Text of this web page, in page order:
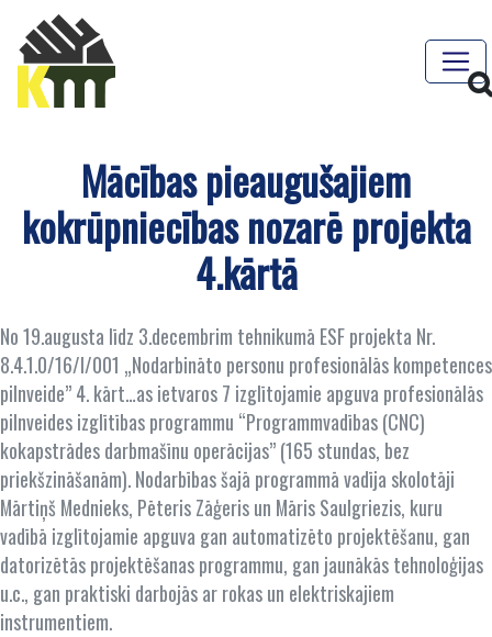
Mācības pieaugušajiem
kokrūpniecības nozarē projekta
4.kārtā
No 19.augusta līdz 3.decembrim tehnikumā ESF projekta Nr.
8.4.1.0/16/I/001 „Nodarbināto personu profesionālās kompetences
pilnveide” 4. kārt…as ietvaros 7 izglītojamie apguva profesionālās
pilnveides izglītības programmu “Programmvadības (CNC)
kokapstrādes darbmašīnu operācijas” (165 stundas, bez
priekšzināšanām). Nodarbības šajā programmā vadīja skolotāji
Mārtiņš Mednieks, Pēteris Zāģeris un Māris Saulgriezis, kuru
vadībā izglītojamie apguva gan automatizēto projektēšanu, gan
datorizētās projektēšanas programmu, gan jaunākās tehnoloģijas
u.c., gan praktiski darbojās ar rokas un elektriskajiem
instrumentiem.